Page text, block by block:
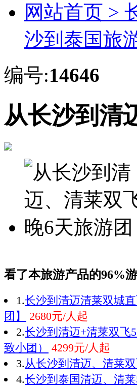
网站首页 >
沙到泰国旅
编号:14646
从长沙到清
看了本旅游产品的96%
1.长沙到清迈清莱双城
团】
2680元/人起
2.长沙到清迈+清莱双飞
致小团）
4299元/人起
3. 从长沙到清迈、清莱
4.长沙到泰国清迈、清